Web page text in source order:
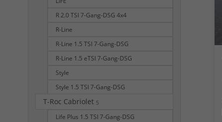
R 2.0 TSI 7-Gang-DSG 4x4
R-Line
R-Line 1.5 TSI 7-Gang-DSG
R-Line 1.5 eTSI 7-Gang-DSG
Style
Style 1.5 TSI 7-Gang-DSG
T-Roc Cabriolet 5
Life Plus 1.5 TSI 7-Gang-DSG